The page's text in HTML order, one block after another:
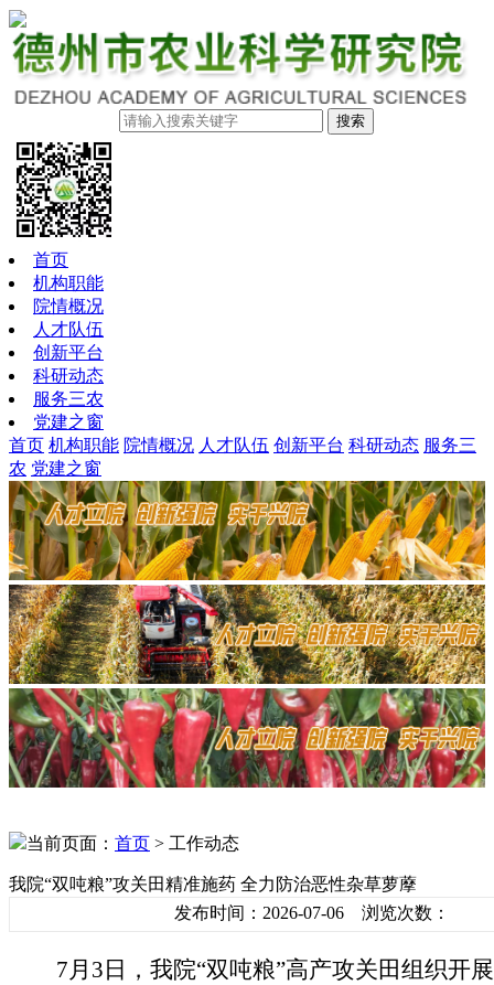
搜索
首页
机构职能
院情概况
人才队伍
创新平台
科研动态
服务三农
党建之窗
首页 机构职能 院情概况 人才队伍 创新平台 科研动态 服务三
农 党建之窗
当前页面： 首页 > 工作动态
我院“双吨粮”攻关田精准施药 全力防治恶性杂草萝藦
发布时间：2026-07-06 浏览次数：
7月3日， 我院“双吨粮”高产攻关田组织开